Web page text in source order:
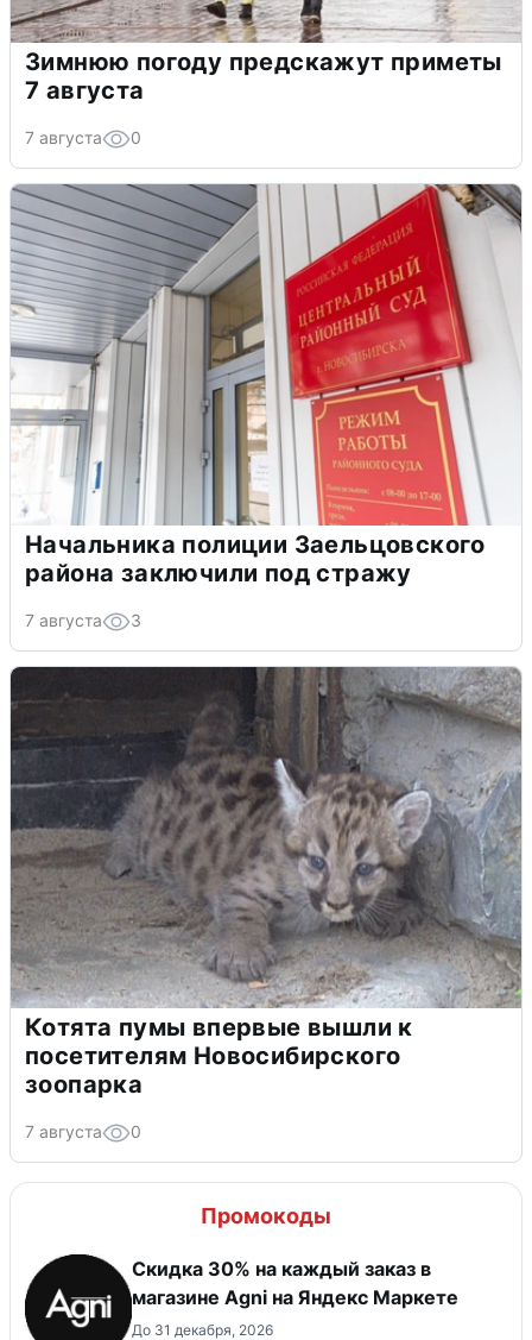
Зимнюю погоду предскажут приметы
7 августа
7 августа 0
Начальника полиции Заельцовского
района заключили под стражу
7 августа 3
Котята пумы впервые вышли к
посетителям Новосибирского
зоопарка
7 августа 0
Промокоды
Скидка 30% на каждый заказ в
магазине Agni на Яндекс Маркете
До 31 декабря, 2026